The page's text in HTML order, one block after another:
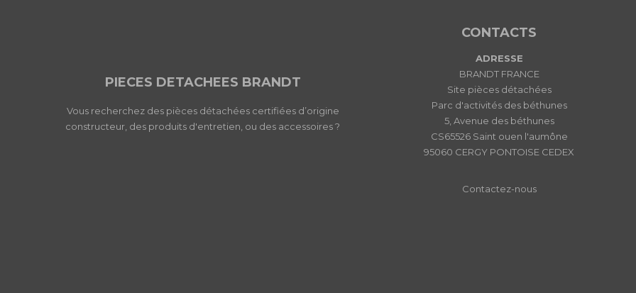
PIECES DETACHEES BRANDT
Vous recherchez des pièces détachées certifiées d’origine
constructeur, des produits d'entretien, ou des accessoires ?
CONTACTS
ADRESSE
BRANDT FRANCE
Site pièces détachées
Parc d'activités des béthunes
5, Avenue des béthunes
CS65526 Saint ouen l'aumône
95060 CERGY PONTOISE CEDEX
Contactez-nous